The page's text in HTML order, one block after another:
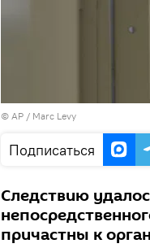
© AP / Marc Levy
Подписаться
Следствию
причастны к